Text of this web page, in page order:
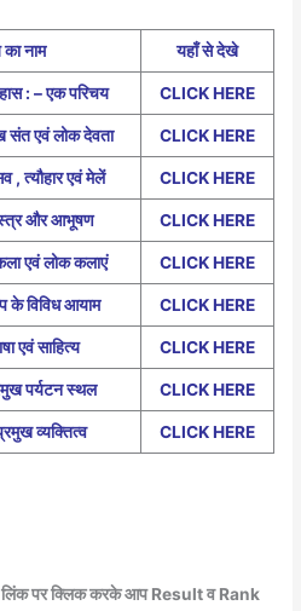
नाम यहाँ से देखे
: – एक परिचय CLICK HERE
संत एवं लोक देवता CLICK HERE
, त्यौहार एवं मेलें CLICK HERE
और आभूषण CLICK HERE
एवं लोक कलाएं CLICK HERE
के विविध आयाम CLICK HERE
एवं साहित्य CLICK HERE
पर्यटन स्थल CLICK HERE
व्यक्तित्व CLICK HERE
लिंक पर क्लिक करके आप Result व Rank